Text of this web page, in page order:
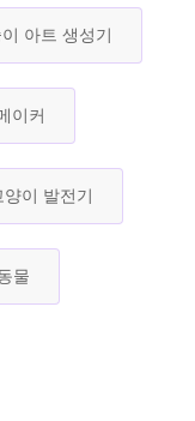
아트 생성기
이커
양이 발전기
물